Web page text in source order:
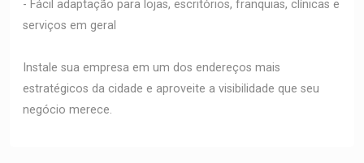
- Fácil adaptação para lojas, escritórios, franquias, clínicas e
serviços em geral
Instale sua empresa em um dos endereços mais
estratégicos da cidade e aproveite a visibilidade que seu
negócio merece.